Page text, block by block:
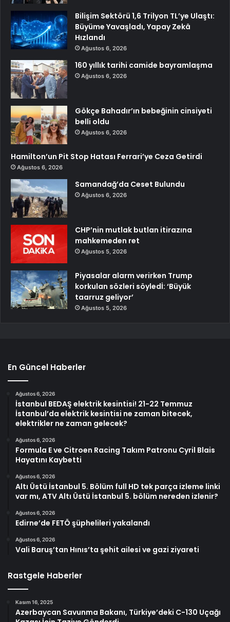
Bilişim Sektörü 1,6 Trilyon TL’ye Ulaştı:
Büyüme Yavaşladı, Yapay Zekâ
Hızlandı
Ağustos 6, 2026
160 yıllık tarihi camide bayramlaşma
Ağustos 6, 2026
Gökçe Bahadır’ın bebeğinin cinsiyeti
belli oldu
Ağustos 6, 2026
Hamilton’un Pit Stop Hatası Ferrari’ye Ceza Getirdi
Ağustos 6, 2026
Samandağ’da Ceset Bulundu
Ağustos 6, 2026
CHP’nin mutlak butlan itirazına
mahkemeden ret
Ağustos 5, 2026
Piyasalar alarm verirken Trump
korkulan sözleri söyledİ: ‘Büyük
taarruz geliyor’
Ağustos 5, 2026
En Güncel Haberler
Ağustos 6, 2026
İstanbul BEDAŞ elektrik kesintisi! 21-22 Temmuz
İstanbul’da elektrik kesintisi ne zaman bitecek,
elektrikler ne zaman gelecek?
Ağustos 6, 2026
Formula E ve Citroen Racing Takım Patronu Cyril Blais
Hayatını Kaybetti
Ağustos 6, 2026
Altı Üstü İstanbul 5. Bölüm full HD tek parça izleme linki
var mı, ATV Altı Üstü İstanbul 5. bölüm nereden izlenir?
Ağustos 6, 2026
Edirne’de FETÖ şüphelileri yakalandı
Ağustos 6, 2026
Vali Baruş’tan Hınıs’ta şehit ailesi ve gazi ziyareti
Rastgele Haberler
Kasım 16, 2025
Azerbaycan Savunma Bakanı, Türkiye’deki C-130 Uçağı